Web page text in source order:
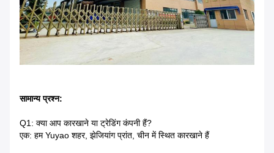
सामान्य प्रश्न:
Q1: क्या आप कारखाने या ट्रेडिंग कंपनी हैं?
एक: हम Yuyao शहर, झेजियांग प्रांत, चीन में स्थित कारखाने हैं